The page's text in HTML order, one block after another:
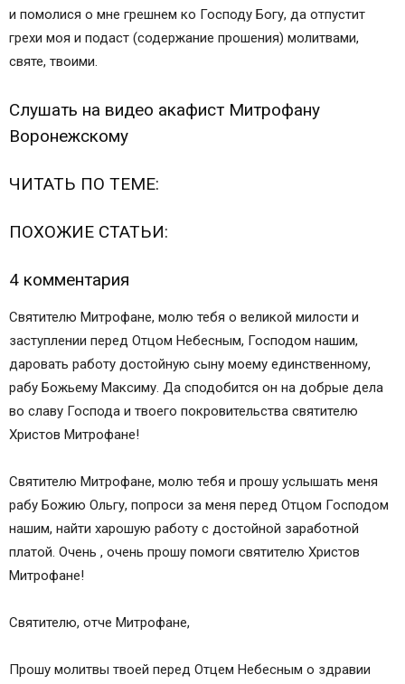
и помолися о мне грешнем ко Господу Богу, да отпустит
грехи моя и подаст (содержание прошения) молитвами,
святе, твоими.
Слушать на видео акафист Митрофану
Воронежскому
ЧИТАТЬ ПО ТЕМЕ:
ПОХОЖИЕ СТАТЬИ:
4 комментария
Святителю Митрофане, молю тебя о великой милости и
заступлении перед Отцом Небесным, Господом нашим,
даровать работу достойную сыну моему единственному,
рабу Божьему Максиму. Да сподобится он на добрые дела
во славу Господа и твоего покровительства святителю
Христов Митрофане!
Святителю Митрофане, молю тебя и прошу услышать меня
рабу Божию Ольгу, попроси за меня перед Отцом Господом
нашим, найти харошую работу с достойной заработной
платой. Очень , очень прошу помоги святителю Христов
Митрофане!
Святителю, отче Митрофане,
Прошу молитвы твоей перед Отцем Небесным о здравии